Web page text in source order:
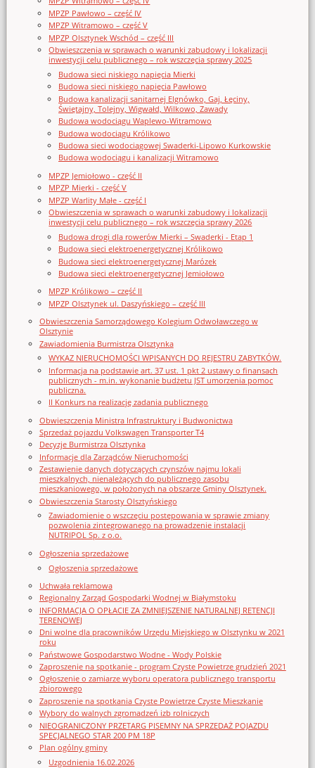
MPZP Pawłowo – część IV
MPZP Witramowo – część V
MPZP Olsztynek Wschód – część III
Obwieszczenia w sprawach o warunki zabudowy i lokalizacji
inwestycji celu publicznego – rok wszczęcia sprawy 2025
Budowa sieci niskiego napięcia Mierki
Budowa sieci niskiego napięcia Pawłowo
Budowa kanalizacji sanitarnej Elgnówko, Gaj, Łęciny,
Świętajny, Tolejny, Wigwałd, Wilkowo, Zawady
Budowa wodociągu Waplewo-Witramowo
Budowa wodociągu Królikowo
Budowa sieci wodociągowej Swaderki-Lipowo Kurkowskie
Budowa wodociągu i kanalizacji Witramowo
MPZP Jemiołowo - część II
MPZP Mierki - część V
MPZP Warlity Małe - część I
Obwieszczenia w sprawach o warunki zabudowy i lokalizacji
inwestycji celu publicznego – rok wszczęcia sprawy 2026
Budowa drogi dla rowerów Mierki – Swaderki - Etap 1
Budowa sieci elektroenergetycznej Królikowo
Budowa sieci elektroenergetycznej Marózek
Budowa sieci elektroenergetycznej Jemiołowo
MPZP Królikowo – część II
MPZP Olsztynek ul. Daszyńskiego – część III
Obwieszczenia Samorządowego Kolegium Odwoławczego w
Olsztynie
Zawiadomienia Burmistrza Olsztynka
WYKAZ NIERUCHOMOŚCI WPISANYCH DO REJESTRU ZABYTKÓW.
Informacja na podstawie art. 37 ust. 1 pkt 2 ustawy o finansach
publicznych - m.in. wykonanie budżetu JST umorzenia pomoc
publiczna.
II Konkurs na realizację zadania publicznego
Obwieszczenia Ministra Infrastruktury i Budwonictwa
Sprzedaż pojazdu Volkswagen Transporter T4
Decyzje Burmistrza Olsztynka
Informacje dla Zarządców Nieruchomości
Zestawienie danych dotyczących czynszów najmu lokali
mieszkalnych, nienależących do publicznego zasobu
mieszkaniowego, w położonych na obszarze Gminy Olsztynek.
Obwieszczenia Starosty Olsztyńskiego
Zawiadomienie o wszczęciu postępowania w sprawie zmiany
pozwolenia zintegrowanego na prowadzenie instalacji
NUTRIPOL Sp. z o.o.
Ogłoszenia sprzedażowe
Ogłoszenia sprzedażowe
Uchwała reklamowa
Regionalny Zarząd Gospodarki Wodnej w Białymstoku
INFORMACJA O OPŁACIE ZA ZMNIEJSZENIE NATURALNEJ RETENCJI
TERENOWEJ
Dni wolne dla pracowników Urzędu Miejskiego w Olsztynku w 2021
roku
Państwowe Gospodarstwo Wodne - Wody Polskie
Zaproszenie na spotkanie - program Czyste Powietrze grudzień 2021
Ogłoszenie o zamiarze wyboru operatora publicznego transportu
zbiorowego
Zaproszenie na spotkania Czyste Powietrze Czyste Mieszkanie
Wybory do walnych zgromadzeń izb rolniczych
NIEOGRANICZONY PRZETARG PISEMNY NA SPRZEDAŻ POJAZDU
SPECJALNEGO STAR 200 PM 18P
Plan ogólny gminy
Uzgodnienia 16.02.2026